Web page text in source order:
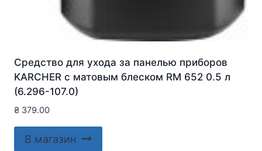
Средство для ухода за панелью приборов
KARCHER с матовым блеском RM 652 0.5 л
(6.296-107.0)
₴ 379.00
В магазин